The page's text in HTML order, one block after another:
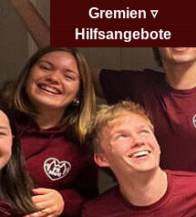
Gremien
Hilfsangebote